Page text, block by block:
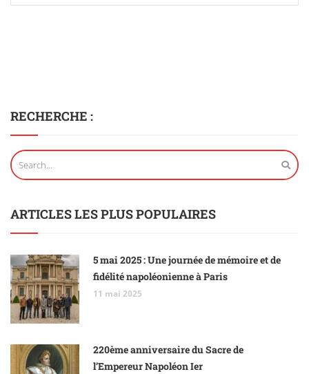
RECHERCHE :
ARTICLES LES PLUS POPULAIRES
5 mai 2025 : Une journée de mémoire et de
fidélité napoléonienne à Paris
11 mai 2025
220ème anniversaire du Sacre de
l’Empereur Napoléon Ier